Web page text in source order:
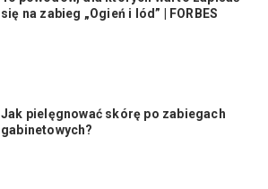
się na zabieg „Ogień i lód” | FORBES
Jak pielęgnować skórę po zabiegach
gabinetowych?